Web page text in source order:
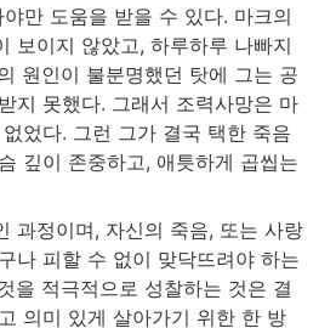
야만 도움을 받을 수 있다. 마크의
보이지 않았고, 하루하루 나빠지
원인이 불분명했던 탓에 그는 공
지 못했다. 그래서 조력사망은 마
었다. 그런 그가 결국 택한 죽음
깊이 존중하고, 애틋하게 곱씹는
과정이며, 자신의 죽음, 또는 사랑
나 피할 수 없이 맞닥뜨려야 하는
을 적극적으로 성찰하는 것은 결
의미 있게 살아가기 위한 한 방